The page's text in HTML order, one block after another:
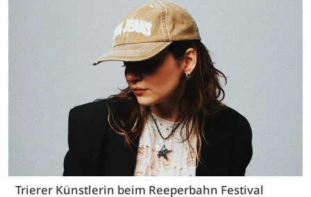
Trierer Künstlerin beim Reeperbahn Festival